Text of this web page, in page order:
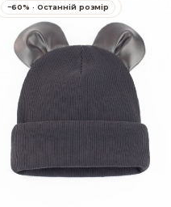
−60% · Останній розмір